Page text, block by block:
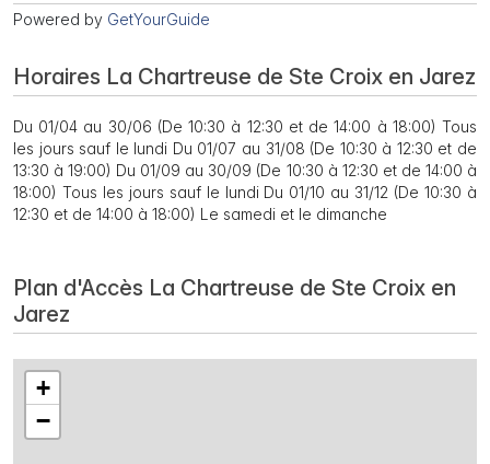
Powered by GetYourGuide
Horaires La Chartreuse de Ste Croix en Jarez
Du 01/04 au 30/06 (De 10:30 à 12:30 et de 14:00 à 18:00) Tous
les jours sauf le lundi Du 01/07 au 31/08 (De 10:30 à 12:30 et de
13:30 à 19:00) Du 01/09 au 30/09 (De 10:30 à 12:30 et de 14:00 à
18:00) Tous les jours sauf le lundi Du 01/10 au 31/12 (De 10:30 à
12:30 et de 14:00 à 18:00) Le samedi et le dimanche
Plan d'Accès La Chartreuse de Ste Croix en
Jarez
+
−